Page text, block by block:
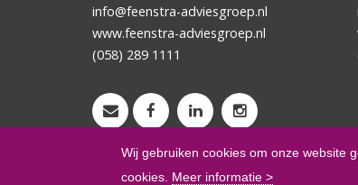
Wij gebruiken cookies om onze website
cookies. Meer informatie >
info@feenstra-adviesgroep.nl
www.feenstra-adviesgroep.nl
(058) 289 1111